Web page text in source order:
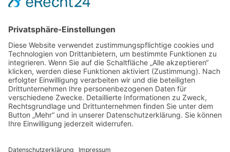
Tel.: +49 241 63342
ALLGEMEIN
FRISEURE